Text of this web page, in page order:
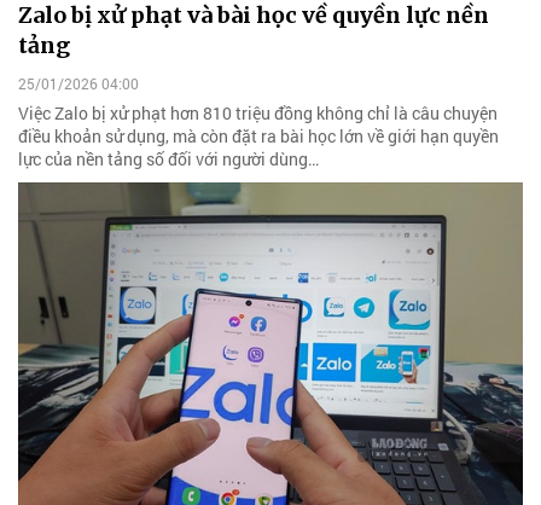
Zalo bị xử phạt và bài học về quyền lực nền
tảng
25/01/2026 04:00
Việc Zalo bị xử phạt hơn 810 triệu đồng không chỉ là câu chuyện
điều khoản sử dụng, mà còn đặt ra bài học lớn về giới hạn quyền
lực của nền tảng số đối với người dùng…